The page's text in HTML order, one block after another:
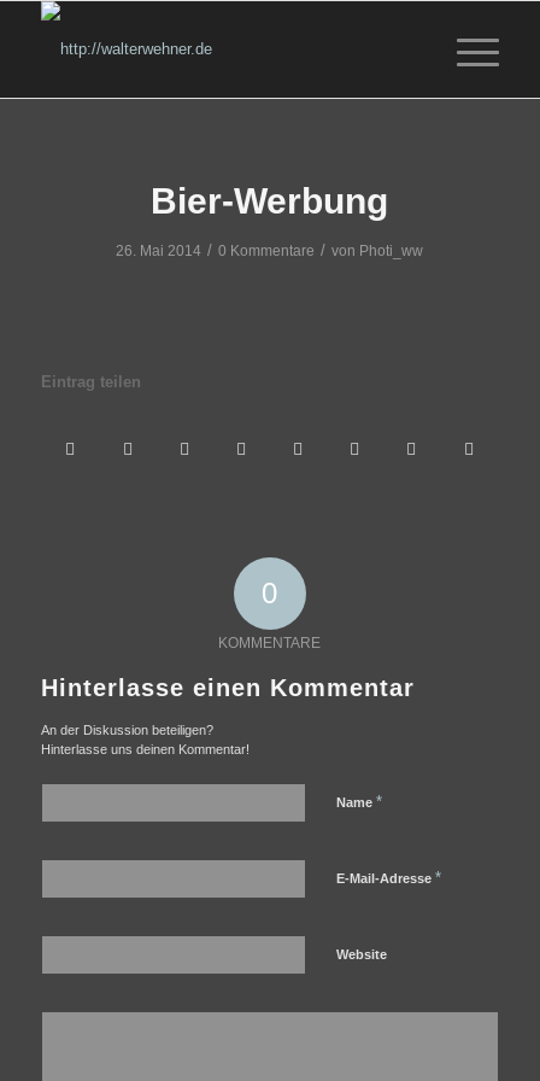
Bier-Werbung
26. Mai 2014 / 0 Kommentare / von Photi_ww
Eintrag teilen
0
KOMMENTARE
Hinterlasse einen Kommentar
An der Diskussion beteiligen?
Hinterlasse uns deinen Kommentar!
Name *
E-Mail-Adresse *
Website